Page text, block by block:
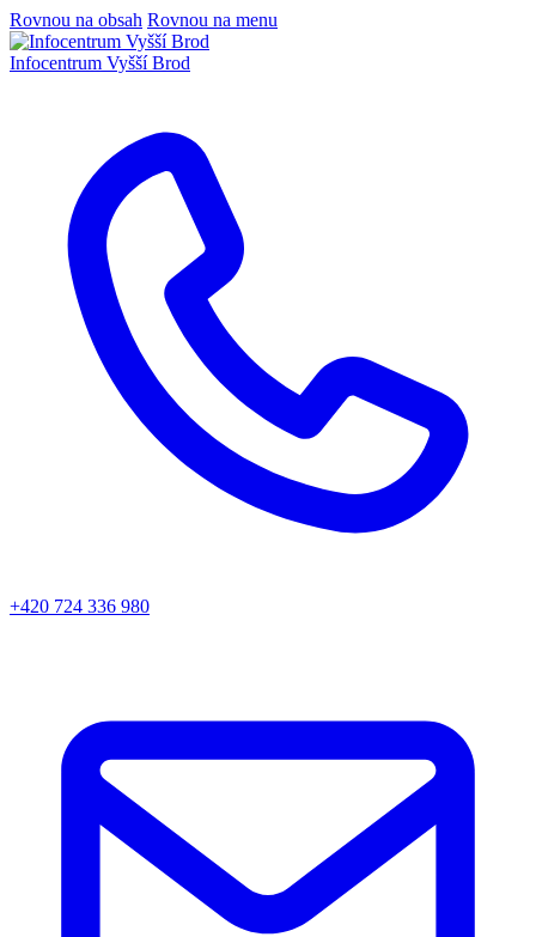
Rovnou na obsah Rovnou na menu
Infocentrum Vyšší Brod
+420 724 336 980